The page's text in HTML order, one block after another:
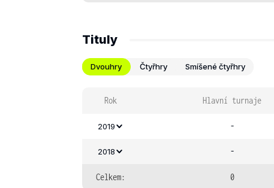
Tituly
Dvouhry Čtyřhry Smíšené čtyřhry
Rok Hlavní turnaje
2019 -
2018 -
Celkem: 0